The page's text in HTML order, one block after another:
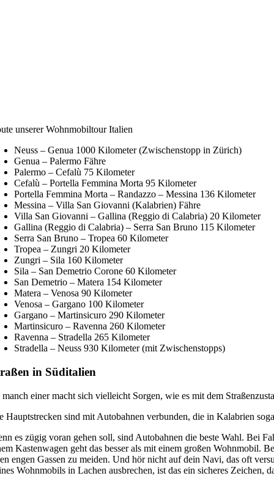
unserer Wohnmobiltour Italien
Neuss – Genua 1000 Kilometer (Zwischenstopp in Zürich)
Genua – Palermo Fähre
Palermo – Cefalù 75 Kilometer
Cefalù – Portella Femmina Morta 95 Kilometer
Portella Femmina Morta – Randazzo – Messina 136 Kilometer
Messina – Villa San Giovanni (Kalabrien) Fähre
Villa San Giovanni – Gallina (Reggio di Calabria) 20 Kilometer
Gallina (Reggio di Calabria) – Serra San Bruno 115 Kilometer
Serra San Bruno – Tropea 60 Kilometer
Tropea – Zungri 20 Kilometer
Zungri – Sila 160 Kilometer
Sila – San Demetrio Corone 60 Kilometer
San Demetrio – Matera 154 Kilometer
Matera – Venosa 90 Kilometer
Venosa – Gargano 100 Kilometer
Gargano – Martinsicuro 290 Kilometer
Martinsicuro – Ravenna 260 Kilometer
Ravenna – Stradella 265 Kilometer
Stradella – Neuss 930 Kilometer (mit Zwischenstopps)
in Süditalien
manch einer macht sich vielleicht Sorgen, wie es mit dem
Hauptstrecken sind mit Autobahnen verbunden, die in Kalabrien
es zügig voran gehen soll, sind Autobahnen die beste Wahl. Bei
Kastenwagen geht das besser als mit einem großen Wohnmobil.
engen Gassen zu meiden. Und hör nicht auf dein Navi, das oft
Wohnmobils in Lachen ausbrechen, ist das ein sicheres Zeichen,